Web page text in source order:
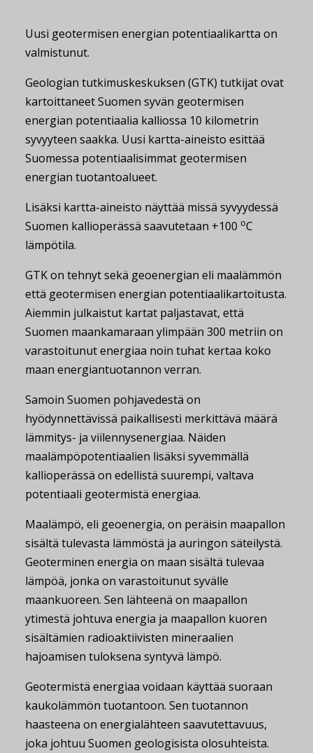
Uusi geotermisen energian potentiaalikartta on
valmistunut.
Geologian tutkimuskeskuksen (GTK) tutkijat ovat
kartoittaneet Suomen syvän geotermisen
energian potentiaalia kalliossa 10 kilometrin
syvyyteen saakka. Uusi kartta-aineisto esittää
Suomessa potentiaalisimmat geotermisen
energian tuotantoalueet.
Lisäksi kartta-aineisto näyttää missä syvyydessä
Suomen kallioperässä saavutetaan +100 oC
lämpötila.
GTK on tehnyt sekä geoenergian eli maalämmön
että geotermisen energian potentiaalikartoitusta.
Aiemmin julkaistut kartat paljastavat, että
Suomen maankamaraan ylimpään 300 metriin on
varastoitunut energiaa noin tuhat kertaa koko
maan energiantuotannon verran.
Samoin Suomen pohjavedestä on
hyödynnettävissä paikallisesti merkittävä määrä
lämmitys- ja viilennysenergiaa. Näiden
maalämpöpotentiaalien lisäksi syvemmällä
kallioperässä on edellistä suurempi, valtava
potentiaali geotermistä energiaa.
Maalämpö, eli geoenergia, on peräisin maapallon
sisältä tulevasta lämmöstä ja auringon säteilystä.
Geoterminen energia on maan sisältä tulevaa
lämpöä, jonka on varastoitunut syvälle
maankuoreen. Sen lähteenä on maapallon
ytimestä johtuva energia ja maapallon kuoren
sisältämien radioaktiivisten mineraalien
hajoamisen tuloksena syntyvä lämpö.
Geotermistä energiaa voidaan käyttää suoraan
kaukolämmön tuotantoon. Sen tuotannon
haasteena on energialähteen saavutettavuus,
joka johtuu Suomen geologisista olosuhteista.